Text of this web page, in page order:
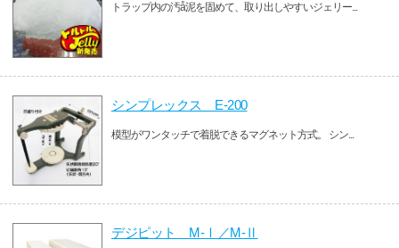
トラップ内の汚å泥を固めて、取り出しやすいジェリー...
シンプレックス E-200
模型がワンタッチで着脱できるマグネット方式。 シン...
デジピット M-Ⅰ／M-Ⅱ